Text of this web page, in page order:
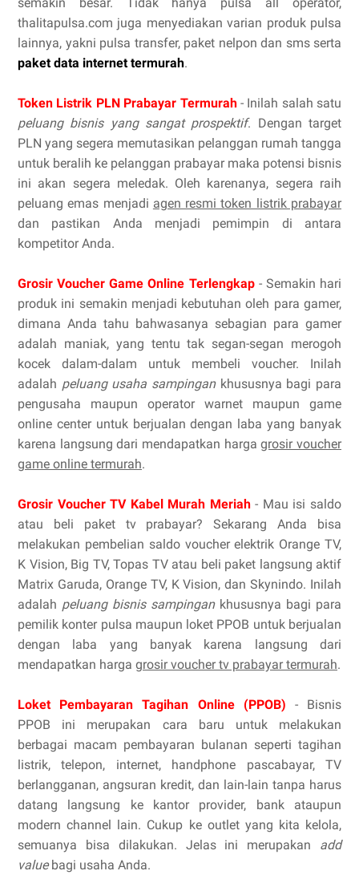
thalitapulsa.com juga menyediakan varian produk pulsa
lainnya, yakni pulsa transfer, paket nelpon dan sms serta
paket data internet termurah.
Token Listrik PLN Prabayar Termurah- Inilah salah satu
peluang bisnis yang sangat prospektif. Dengan target
PLN yang segera memutasikan pelanggan rumah tangga
untuk beralih ke pelanggan prabayar maka potensi bisnis
ini akan segera meledak. Oleh karenanya, segera raih
peluang emas menjadi agen resmi token listrik prabayar
dan pastikan Anda menjadi pemimpin di antara
kompetitor Anda.
Grosir Voucher Game Online Terlengkap- Semakin hari
produk ini semakin menjadi kebutuhan oleh para gamer,
dimana Anda tahu bahwasanya sebagian para gamer
adalah maniak, yang tentu tak segan-segan merogoh
kocek dalam-dalam untuk membeli voucher. Inilah
adalah peluang usaha sampingankhususnya bagi para
pengusaha maupun operator warnet maupun game
online center untuk berjualan dengan laba yang banyak
karena langsung dari mendapatkan hargagrosir voucher
game online termurah.
Grosir Voucher TV Kabel Murah Meriah- Mau isi saldo
atau beli paket tv prabayar? Sekarang Anda bisa
melakukan pembelian saldo voucher elektrik Orange TV,
K Vision, Big TV, Topas TV atau beli paket langsung aktif
Matrix Garuda, Orange TV, K Vision, dan Skynindo. Inilah
adalah peluang bisnis sampingankhususnya bagi para
pemilik konter pulsa maupun loket PPOB untuk berjualan
dengan laba yang banyak karena langsung dari
mendapatkan harga grosir voucher tv prabayar termurah.
Loket Pembayaran Tagihan Online (PPOB) - Bisnis
PPOB ini merupakan cara baru untuk melakukan
berbagai macam pembayaran bulanan seperti tagihan
listrik, telepon, internet, handphone pascabayar, TV
berlangganan, angsuran kredit, dan lain-lain tanpa harus
datang langsung ke kantor provider, bank ataupun
modern channel lain. Cukup ke outlet yang kita kelola,
semuanya bisa dilakukan. Jelas ini merupakan add
valuebagi usaha Anda.